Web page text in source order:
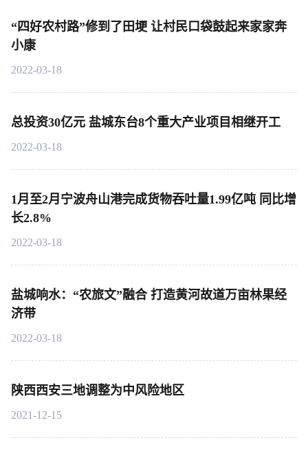
“四好农村路”修到了田埂 让村民口袋鼓起来家家奔
小康
2022-03-18
总投资30亿元 盐城东台8个重大产业项目相继开工
2022-03-18
1月至2月宁波舟山港完成货物吞吐量1.99亿吨 同比增
长2.8%
2022-03-18
盐城响水：“农旅文”融合 打造黄河故道万亩林果经
济带
2022-03-18
陕西西安三地调整为中风险地区
2021-12-15